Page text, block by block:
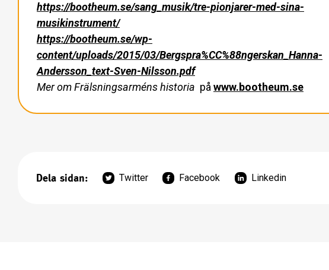
https://bootheum.se/sang_musik/tre-pionjarer-med-sina-
musikinstrument/
https://bootheum.se/wp-
content/uploads/2015/03/Bergspra%CC%88ngerskan_Hanna-
Andersson_text-Sven-Nilsson.pdf
Mer om Frälsningsarméns historia på www.bootheum.se
Dela sidan: Twitter Facebook Linkedin